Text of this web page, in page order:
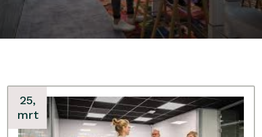
25,
mrt